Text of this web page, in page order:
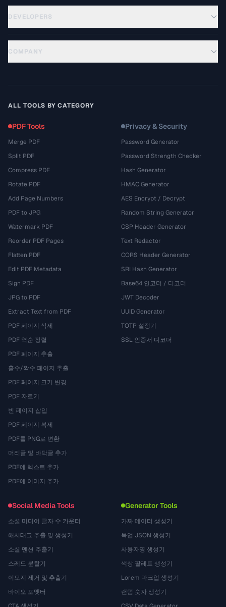
DEVELOPERS
COMPANY
ALL TOOLS BY CATEGORY
PDF Tools
Merge PDF
Split PDF
Compress PDF
Rotate PDF
Add Page Numbers
PDF to JPG
Watermark PDF
Reorder PDF Pages
Flatten PDF
Edit PDF Metadata
Sign PDF
JPG to PDF
Extract Text from PDF
PDF 페이지 삭제
PDF 역순 정렬
PDF 페이지 추출
홀수/짝수 페이지 추출
PDF 페이지 크기 변경
PDF 자르기
빈 페이지 삽입
PDF 페이지 복제
PDF를 PNG로 변환
머리글 및 바닥글 추가
PDF에 텍스트 추가
PDF에 이미지 추가
Privacy & Security
Password Generator
Password Strength Checker
Hash Generator
HMAC Generator
AES Encrypt / Decrypt
Random String Generator
CSP Header Generator
Text Redactor
CORS Header Generator
SRI Hash Generator
Base64 인코더 / 디코더
JWT Decoder
UUID Generator
TOTP 설정기
SSL 인증서 디코더
Social Media Tools
소셜 미디어 글자 수 카운터
해시태그 추출 및 생성기
소셜 멘션 추출기
스레드 분할기
이모지 제거 및 추출기
바이오 포맷터
Generator Tools
가짜 데이터 생성기
목업 JSON 생성기
사용자명 생성기
색상 팔레트 생성기
Lorem 마크업 생성기
랜덤 숫자 생성기